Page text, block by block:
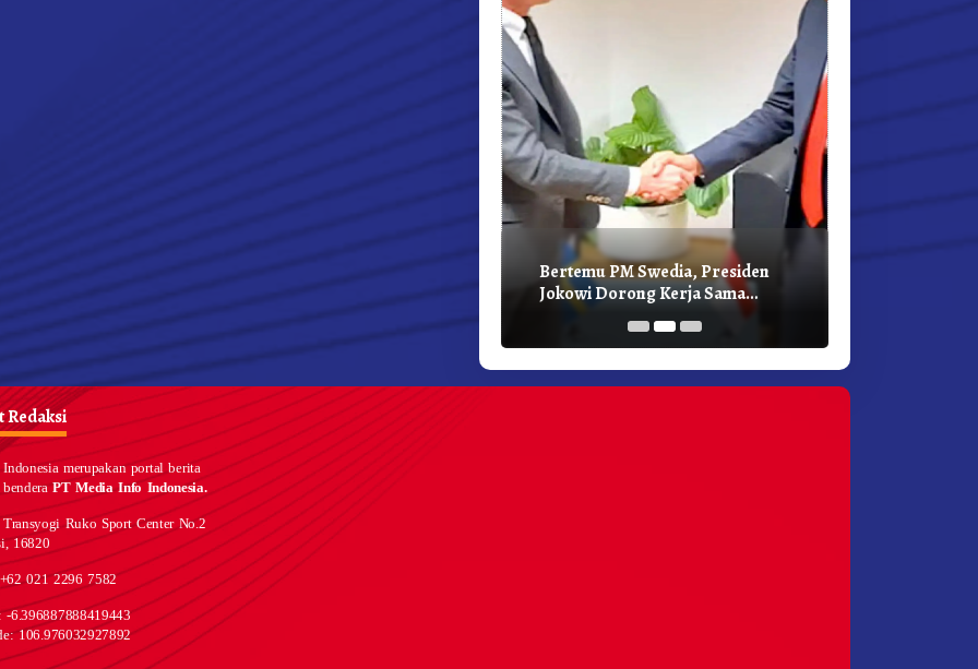
Bertemu PM Swedia, Presiden
Jokowi Dorong Kerja Sama
Pembangunan Hijau
Redaksi
Indonesia merupakan portal berita
benderaPT Media Info Indonesia.
Ruko Sport Center No.2
16820
021 2296 7582
-6.396887888419443
106.976032927892